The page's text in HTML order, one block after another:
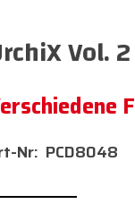
Vol. 2
PCD8048